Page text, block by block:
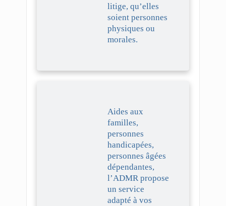
litige, qu’elles
soient personnes
physiques ou
morales.
Aides aux
familles,
personnes
handicapées,
personnes âgées
dépendantes,
l’ADMR propose
un service
adapté à vos